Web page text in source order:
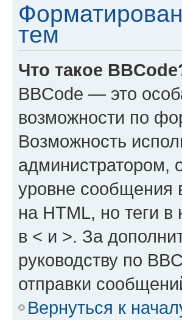
тем
Что такое
BBCode — это
возможности по
Возможность
администратором,
уровне сообщения
на HTML, но теги
в < и >. За
руководству по
отправки
Вернуться к